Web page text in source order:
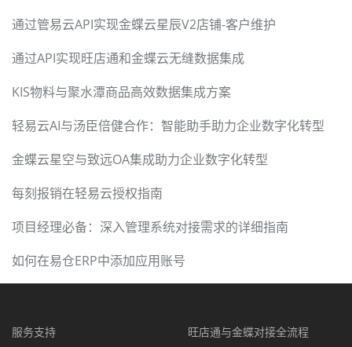
通过管易云API实现金蝶云星辰V2店铺-客户维护
通过API实现旺店通和金蝶云无缝数据集成
KIS物料与聚水潭商品高效数据集成方案
轻易云AI与汤臣倍健合作：智能助手助力企业数字化转型
金蝶云星空与致远OA集成助力企业数字化转型
每刻报销在轻易云授权指南
项目经理必备：深入管理系统对接需求的详细指南
如何在易仓ERP中添加应用账号
服务支持
旺店通与金蝶对接全流程